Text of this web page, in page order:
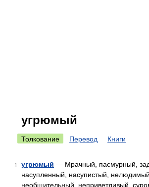
угрюмый
Толкование Перевод Книги
1 угрюмый — Мрачный, пасмурный,
насупленный, насупистый,
необщительный, неприветливый,